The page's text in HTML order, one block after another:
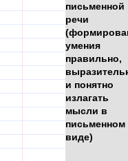
письменной
речи
умения
правильно,
и понятно
излагать
мысли в
письменном
виде)